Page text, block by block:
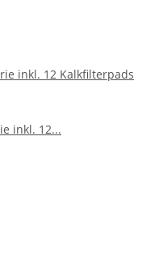
inkl. 12 Kalkfilterpads